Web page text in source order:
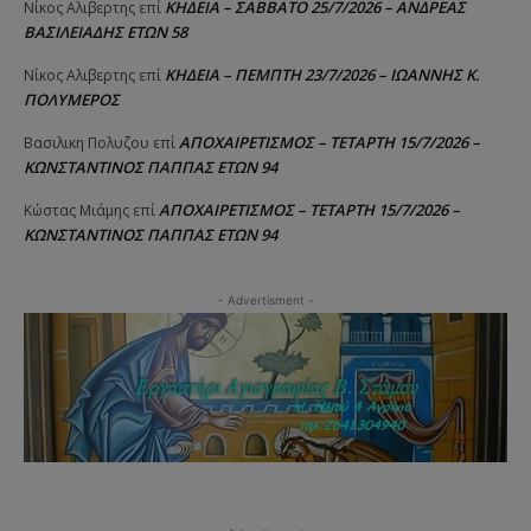
Νίκος Αλιβερτης επί ΚΗΔΕΙΑ – ΣΑΒΒΑΤΟ 25/7/2026 – ΑΝΔΡΕΑΣ
ΒΑΣΙΛΕΙΑΔΗΣ ΕΤΩΝ 58
Νίκος Αλιβερτης επί ΚΗΔΕΙΑ – ΠΕΜΠΤΗ 23/7/2026 – ΙΩΑΝΝΗΣ Κ.
ΠΟΛΥΜΕΡΟΣ
Βασιλικη Πολυζου επίΑΠΟΧΑΙΡΕΤΙΣΜΟΣ – ΤΕΤΑΡΤΗ 15/7/2026 –
ΚΩΝΣΤΑΝΤΙΝΟΣ ΠΑΠΠΑΣ ΕΤΩΝ 94
Κώστας Μιάμης επίΑΠΟΧΑΙΡΕΤΙΣΜΟΣ – ΤΕΤΑΡΤΗ 15/7/2026 –
ΚΩΝΣΤΑΝΤΙΝΟΣ ΠΑΠΠΑΣ ΕΤΩΝ 94
- Advertisment -